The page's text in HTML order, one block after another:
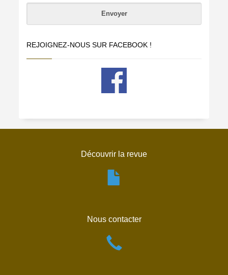
REJOIGNEZ-NOUS SUR FACEBOOK !
Découvrir la revue
Nous contacter